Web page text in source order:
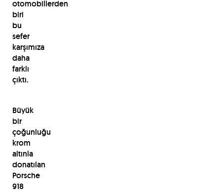
otomobillerden
biri
bu
sefer
karşımıza
daha
farklı
çıktı.
Büyük
bir
çoğunluğu
krom
altınla
donatılan
Porsche
918